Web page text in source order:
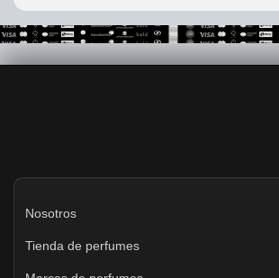
Nosotros
Tienda de perfumes